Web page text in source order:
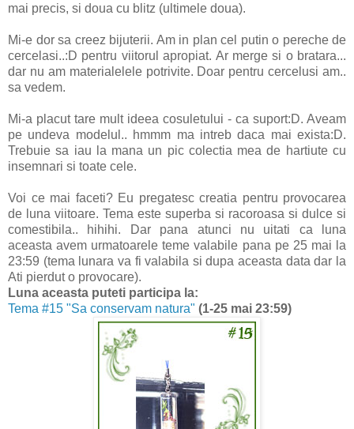
mai precis, si doua cu blitz (ultimele doua).
Mi-e dor sa creez bijuterii. Am in plan cel putin o pereche de
cercelasi..:D pentru viitorul apropiat. Ar merge si o bratara...
dar nu am materialelele potrivite. Doar pentru cercelusi am..
sa vedem.
Mi-a placut tare mult ideea cosuletului - ca suport:D. Aveam
pe undeva modelul.. hmmm ma intreb daca mai exista:D.
Trebuie sa iau la mana un pic colectia mea de hartiute cu
insemnari si toate cele.
Voi ce mai faceti? Eu pregatesc creatia pentru provocarea
de luna viitoare. Tema este superba si racoroasa si dulce si
comestibila.. hihihi. Dar pana atunci nu uitati ca luna
aceasta avem urmatoarele teme valabile pana pe 25 mai la
23:59 (tema lunara va fi valabila si dupa aceasta data dar la
Ati pierdut o provocare).
Luna aceasta puteti participa la:
Tema #15 "Sa conservam natura" (1-25 mai 23:59)